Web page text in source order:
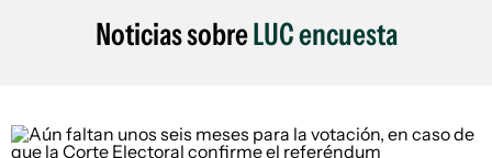
Noticias sobreLUC encuesta